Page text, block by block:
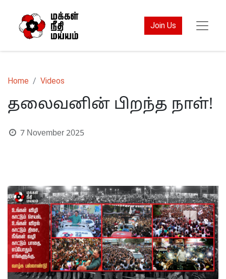
Join Us
Home Videos
தலைவனின் பிறந்த நாள்!
7 November 2025